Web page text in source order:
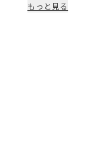
もっと見る